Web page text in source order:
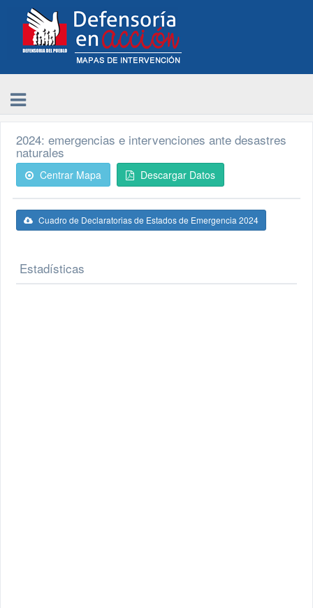
2024: emergencias e intervenciones ante desastres
naturales
Centrar Mapa Descargar Datos
Cuadro de Declaratorias de Estados de Emergencia 2024
Estadísticas